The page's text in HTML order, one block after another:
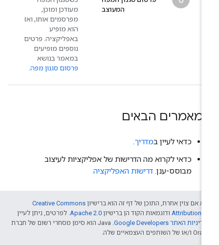
המעוצב
מעודכן ומוכן,
מפרסמים אותו, ואז
הוא מופיע
באפליקציה. פרטים
נוספים מופיעים
במאמר בנושא
פרסום סגנון מפה.
הבאים
כדאי לעיין במדריך.
כדאי לקרוא מה הדרישות של אפליקציות לעיצוב
מבוסס-ענן.דרישות האפליקציה
אם צוין אחרת, התוכן של דף זה הוא ברישיוןCreative Commons
Attributionודוגמאות הקוד הן ברישיוןApache 2.0. לפרטים, ניתן לעיין
מדיניות האתר Google Developers‏
.‏ Java הוא סימן מסחרי רשום של חברת